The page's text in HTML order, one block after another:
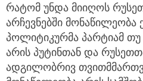
რატომ უნდა მიიღოს
არჩევნებში
პოლიტიკურმა პარტიამ
არის პუტინთან და
ადგილობრივ